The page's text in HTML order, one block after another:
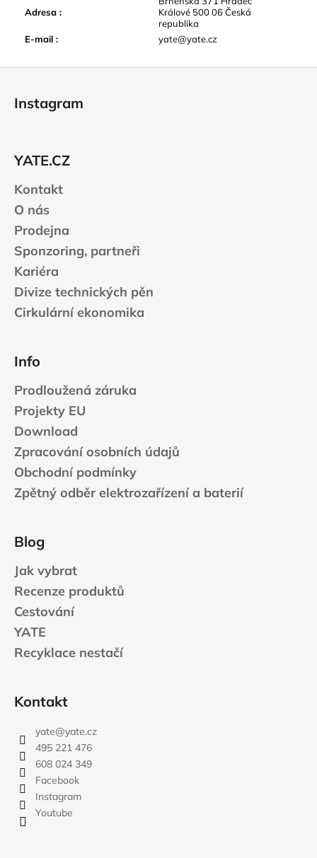
Adresa :
Králové 500 06 Česká
republika
E-mail : yate@yate.cz
Instagram
YATE.CZ
Kontakt
O nás
Prodejna
Sponzoring, partneři
Kariéra
Divize technických pěn
Cirkulární ekonomika
Info
Prodloužená záruka
Projekty EU
Download
Zpracování osobních údajů
Obchodní podmínky
Zpětný odběr elektrozařízení a baterií
Blog
Jak vybrat
Recenze produktů
Cestování
YATE
Recyklace nestačí
Kontakt
yate@yate.cz
495 221 476
608 024 349
Facebook
Instagram
Youtube